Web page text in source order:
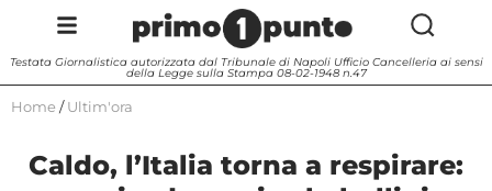
Testata Giornalistica autorizzata dal Tribunale di Napoli Ufficio Cancelleria ai sensi
della Legge sulla Stampa 08-02-1948 n.47
Home / Ultim'ora
Caldo, l’Italia torna a respirare: